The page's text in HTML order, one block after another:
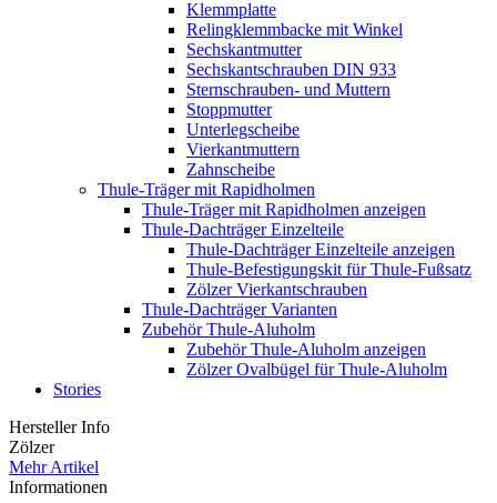
Klemmplatte
Relingklemmbacke mit Winkel
Sechskantmutter
Sechskantschrauben DIN 933
Sternschrauben- und Muttern
Stoppmutter
Unterlegscheibe
Vierkantmuttern
Zahnscheibe
Thule-Träger mit Rapidholmen
Thule-Träger mit Rapidholmen anzeigen
Thule-Dachträger Einzelteile
Thule-Dachträger Einzelteile anzeigen
Thule-Befestigungskit für Thule-Fußsatz
Zölzer Vierkantschrauben
Thule-Dachträger Varianten
Zubehör Thule-Aluholm
Zubehör Thule-Aluholm anzeigen
Zölzer Ovalbügel für Thule-Aluholm
Stories
Hersteller Info
Zölzer
Mehr Artikel
Informationen